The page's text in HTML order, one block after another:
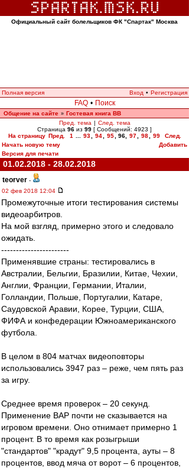
Официальный сайт болельщиков ФК "Спартак" Москва
Полная версия Вход • Регистрация
FAQ • Поиск
Общение на сайте » Гостевая книга ВВ
Пред. тема | След. тема
Страница 96 из 99 [ Сообщений: 4923 ]
На страницу Пред. 1 93 94 95 96, 97 98 99
След.
Начать новую тему
Добавить
Версия для печати
01.02.2018 - 28.02.2018
teorver -
02 фев 2018 12:04
Промежуточные итоги тестирования системы
видеоарбитров.
На мой взгляд, примерно этого и следовало
ожидать.
-----------------------
Применявшие страны: тестировались в
Австралии, Бельгии, Бразилии, Китае, Чехии,
Англии, Франции, Германии, Италии,
Голландии, Польше, Португалии, Катаре,
Саудовской Аравии, Корее, Турции, США,
ФИФА и конфедерации Южноамериканского
футбола.
В целом в 804 матчах видеоповторы
использовались 3947 раз – реже, чем пять раз
за игру.
Среднее время проверок – 20 секунд.
Применение ВАР почти не сказывается на
игровом времени. Оно отнимает примерно 1
процент. В то время как розыгрыши
"стандартов" "крадут" 9,5 процента, ауты – 8
процентов, ввод мяча от ворот – 6 процентов,